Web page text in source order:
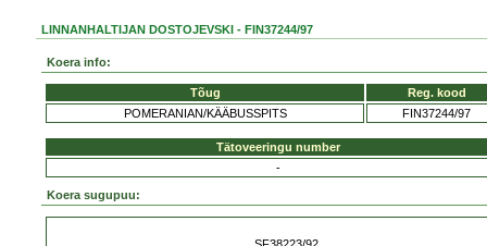
LINNANHALTIJAN DOSTOJEVSKI - FIN37244/97
Koera info:
Tõug
Reg. kood
POMERANIAN/KÄÄBUSSPITS
FIN37244/97
Tätoveeringu number
-
Koera sugupuu: